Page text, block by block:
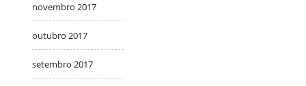
novembro 2017
outubro 2017
setembro 2017